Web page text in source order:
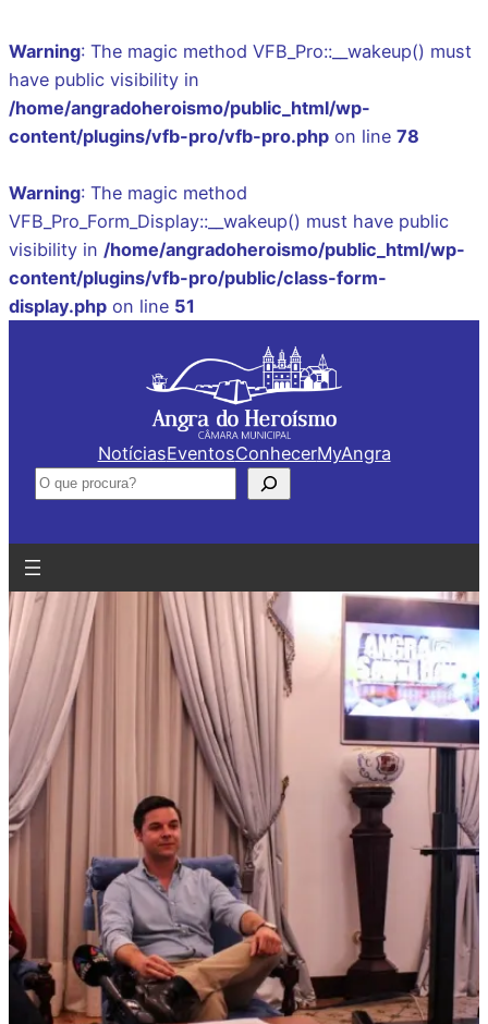
Warning: The magic method VFB_Pro::__wakeup() must
have public visibility in
/home/angradoheroismo/public_html/wp-
content/plugins/vfb-pro/vfb-pro.php on line 78
Warning: The magic method
VFB_Pro_Form_Display::__wakeup() must have public
visibility in /home/angradoheroismo/public_html/wp-
content/plugins/vfb-pro/public/class-form-
display.php on line 51
NotíciasEventosConhecerMyAngra
Pesquisar